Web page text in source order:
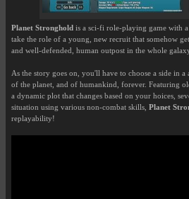
Planet Stronghold is a sci-fi role-playing game with
take the role of a young, new recruit that somehow
and well-defended, human outpost in the whole
As the story goes on, you'll have to choose a side in
of the planet, and of humankind, forever. Featuring
a dynamic plot that changes based on your hoices,
situation using various non-combat skills, Planet
replayability!